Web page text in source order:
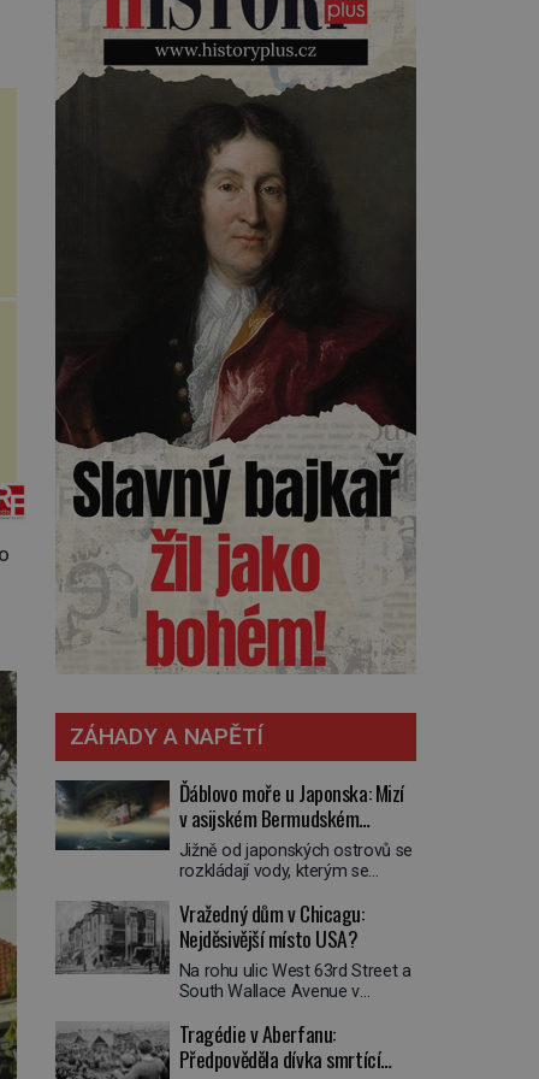
Kearnsovým zlepšovákem.
Začíná spor, kterému génius
obětuje vše – čas, rodinu i sám
sebe. Američan Robert William
Kearns (1927–2005), který
během vlastní svatby přijde […]
ZÁHADY A NAPĚTÍ
Ďáblovo moře u Japonska: Mizí
v asijském Bermudském
trojúhelníku lodě ve spárech
neznámé síly?
Jižně od japonských ostrovů se
rozkládají vody, kterým se
se o lodích mizejících beze
stopy, podivných světlech,
zrádných proudech i mořských
dracích, kteří měli tyto končiny
střežit už v dávných legendách.
trojúhelník skutečně prokletým
místem, nebo se zde jen
Vražedný dům v Chicagu:
Nejděsivější místo USA?
Na rohu ulic West 63rd Street a
South Wallace Avenue v
Nemá žádný speciální nápis ani
pamětní desku. A přesto prý
místní zaměstnanci neradi
Tragédie v Aberfanu:
Předpověděla dívka smrtící